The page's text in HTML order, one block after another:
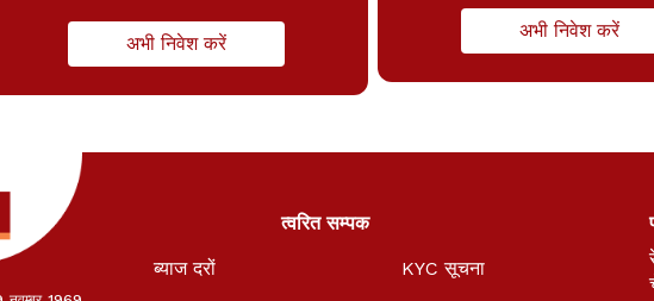
अभी निवेश करें
अभी निवेश करें
त्वरित सम्पक
ब्याज दरों
KYC सूचना